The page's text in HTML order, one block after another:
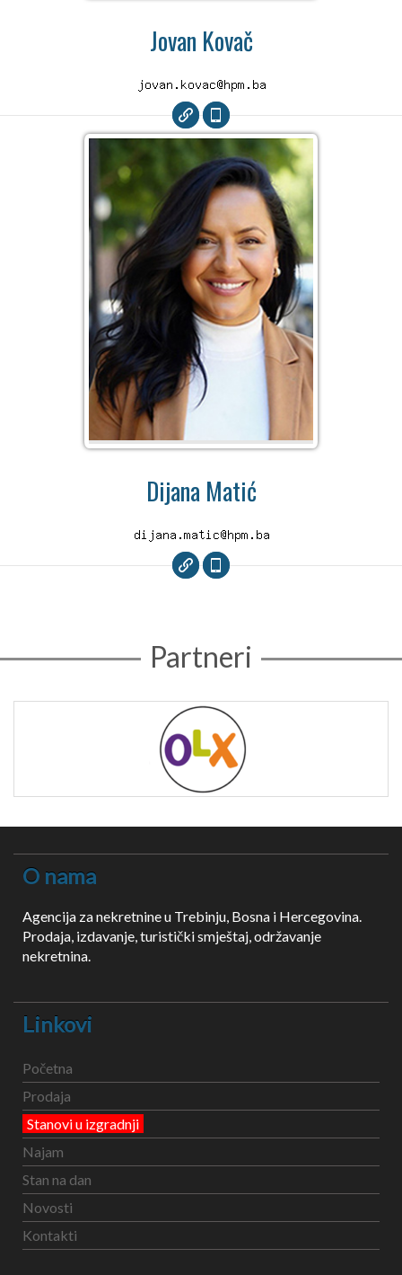
Jovan Kovač
Dijana Matić
Partneri
O nama
Agencija za nekretnine u Trebinju, Bosna i Hercegovina.
Prodaja, izdavanje, turistički smještaj, održavanje
nekretnina.
Linkovi
Početna
Prodaja
Stanovi u izgradnji
Najam
Stan na dan
Novosti
Kontakti